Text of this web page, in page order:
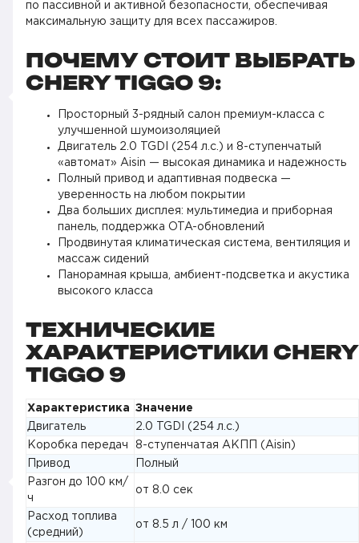
по пассивной и активной безопасности, обеспечивая
максимальную защиту для всех пассажиров.
ПОЧЕМУ СТОИТ ВЫБРАТЬ
CHERY TIGGO 9:
Просторный 3-рядный салон премиум-класса с
улучшенной шумоизоляцией
Двигатель 2.0 TGDI (254 л.с.) и 8-ступенчатый
«автомат» Aisin — высокая динамика и надежность
Полный привод и адаптивная подвеска —
уверенность на любом покрытии
Два больших дисплея: мультимедиа и приборная
панель, поддержка OTA-обновлений
Продвинутая климатическая система, вентиляция и
массаж сидений
Панорамная крыша, амбиент-подсветка и акустика
высокого класса
ТЕХНИЧЕСКИЕ
ХАРАКТЕРИСТИКИ CHERY
TIGGO 9
Характеристика
Значение
Двигатель
2.0 TGDI (254 л.с.)
Коробка передач
8-ступенчатая АКПП (Aisin)
Привод
Полный
Разгон до 100 км/
ч
от 8.0 сек
Расход топлива
(средний)
от 8.5 л / 100 км